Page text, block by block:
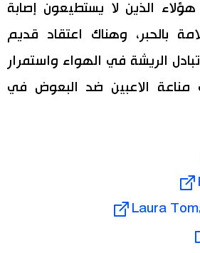
الذين لا يستطيعون إصابة
بالحبر، وهناك اعتقاد قديم
الريشة في الهواء واستمرار
مناعة الاعبين ضد البعوض في
Laura